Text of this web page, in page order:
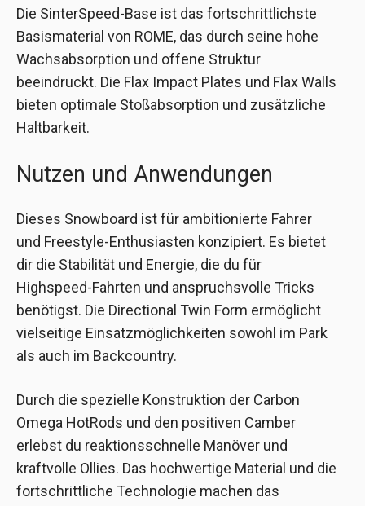
Die SinterSpeed-Base ist das fortschrittlichste
Basismaterial von ROME, das durch seine hohe
Wachsabsorption und offene Struktur
beeindruckt. Die Flax Impact Plates und Flax Walls
bieten optimale Stoßabsorption und zusätzliche
Haltbarkeit.
Nutzen und Anwendungen
Dieses Snowboard ist für ambitionierte Fahrer
und Freestyle-Enthusiasten konzipiert. Es bietet
dir die Stabilität und Energie, die du für
Highspeed-Fahrten und anspruchsvolle Tricks
benötigst. Die Directional Twin Form ermöglicht
vielseitige Einsatzmöglichkeiten sowohl im Park
als auch im Backcountry.
Durch die spezielle Konstruktion der Carbon
Omega HotRods und den positiven Camber
erlebst du reaktionsschnelle Manöver und
kraftvolle Ollies. Das hochwertige Material und die
fortschrittliche Technologie machen das